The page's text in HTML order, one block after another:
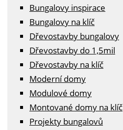
Bungalovy inspirace
Bungalovy na klíč
Dřevostavby bungalovy
Dřevostavby do 1,5mil
Dřevostavby na klíč
Moderní domy
Modulové domy
Montované domy na klíč
Projekty bungalovů